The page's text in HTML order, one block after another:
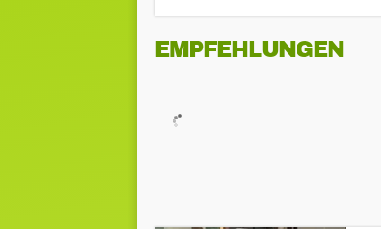
EMPFEHLUNGEN